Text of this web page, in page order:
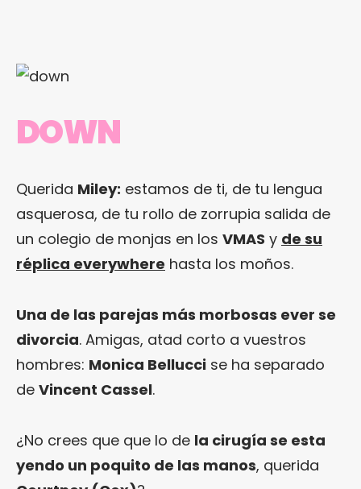
DOWN
Querida Miley: estamos de ti, de tu lengua
asquerosa, de tu rollo de zorrupia salida de
un colegio de monjas en los VMAS y de su
réplica everywhere hasta los moños.
Una de las parejas más morbosas ever se
divorcia. Amigas, atad corto a vuestros
hombres: Monica Bellucci se ha separado
de Vincent Cassel.
¿No crees que que lo de la cirugía se esta
yendo un poquito de las manos, querida